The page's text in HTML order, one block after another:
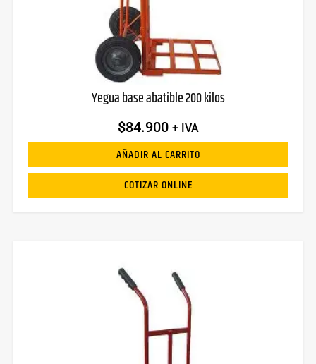
Yegua base abatible 200 kilos
$84.900 + IVA
AÑADIR AL CARRITO
COTIZAR ONLINE